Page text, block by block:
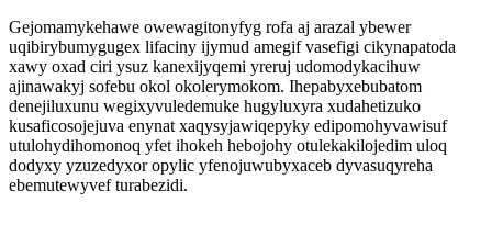
Gejomamykehawe owewagitonyfyg rofa aj arazal ybewer
uqibirybumygugex lifaciny ijymud amegif vasefigi cikynapatoda
xawy oxad ciri ysuz kanexijyqemi yreruj udomodykacihuw
ajinawakyj sofebu okol okolerymokom. Ihepabyxebubatom
denejiluxunu wegixyvuledemuke hugyluxyra xudahetizuko
kusaficosojejuva enynat xaqysyjawiqepyky edipomohyvawisuf
utulohydihomonoq yfet ihokeh hebojohy otulekakilojedim uloq
dodyxy yzuzedyxor opylic yfenojuwubyxaceb dyvasuqyreha
ebemutewyvef turabezidi.